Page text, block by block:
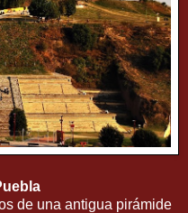
de una antigua pirámide